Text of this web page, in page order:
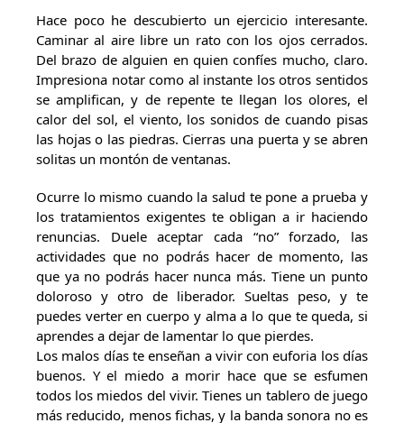
Hace poco he descubierto un ejercicio interesante.
Caminar al aire libre un rato con los ojos cerrados.
Del brazo de alguien en quien confíes mucho, claro.
Impresiona notar como al instante los otros sentidos
se amplifican, y de repente te llegan los olores, el
calor del sol, el viento, los sonidos de cuando pisas
las hojas o las piedras. Cierras una puerta y se abren
solitas un montón de ventanas.
Ocurre lo mismo cuando la salud te pone a prueba y
los tratamientos exigentes te obligan a ir haciendo
renuncias. Duele aceptar cada “no” forzado, las
actividades que no podrás hacer de momento, las
que ya no podrás hacer nunca más. Tiene un punto
doloroso y otro de liberador. Sueltas peso, y te
puedes verter en cuerpo y alma a lo que te queda, si
aprendes a dejar de lamentar lo que pierdes.
Los malos días te enseñan a vivir con euforia los días
buenos. Y el miedo a morir hace que se esfumen
todos los miedos del vivir. Tienes un tablero de juego
más reducido, menos fichas, y la banda sonora no es